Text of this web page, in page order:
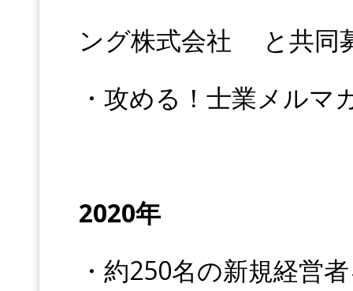
ング株式会社 と共同
・攻める！士業メルマ
2020年
・約250名の新規経営